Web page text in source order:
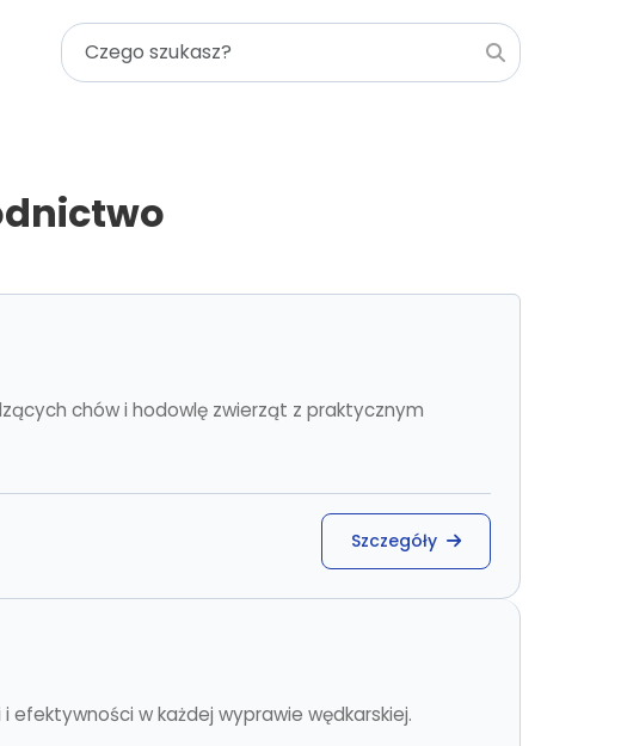
chów i hodowlę zwierząt z praktycznym
Szczegóły
w każdej wyprawie wędkarskiej.